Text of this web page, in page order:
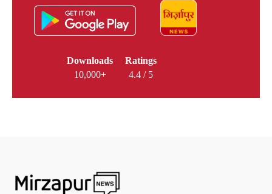
Downloads
10,000+
Ratings
4.4 / 5